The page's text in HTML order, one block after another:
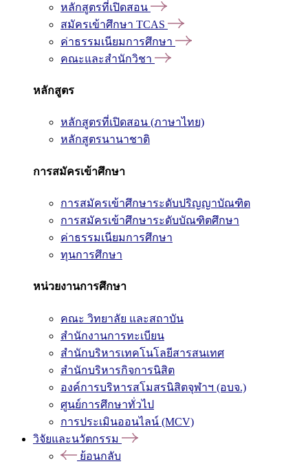
หลักสูตรที่เปิดสอน
สมัครเข้าศึกษา TCAS
ค่าธรรมเนียมการศึกษา
คณะและสำนักวิชา
หลักสูตร
หลักสูตรที่เปิดสอน (ภาษาไทย)
หลักสูตรนานาชาติ
การสมัครเข้าศึกษา
การสมัครเข้าศึกษาระดับปริญญาบัณฑิต
การสมัครเข้าศึกษาระดับบัณฑิตศึกษา
ค่าธรรมเนียมการศึกษา
ทุนการศึกษา
หน่วยงานการศึกษา
คณะ วิทยาลัย และสถาบัน
สำนักงานการทะเบียน
สำนักบริหารเทคโนโลยีสารสนเทศ
สำนักบริหารกิจการนิสิต
องค์การบริหารสโมสรนิสิตจุฬาฯ (อบจ.)
ศูนย์การศึกษาทั่วไป
การประเมินออนไลน์ (MCV)
วิจัยและนวัตกรรม
ย้อนกลับ